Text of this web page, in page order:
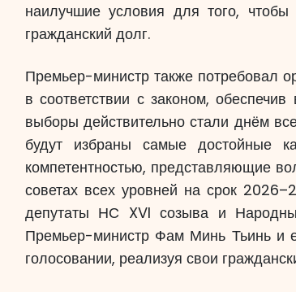
наилучшие условия для того,
гражданский долг.
Премьер-министр также потребовал
в соответствии с законом,
выборы действительно стали днём
будут избраны самые достойные
компетентностью, представляющие
советах всех уровней на срок
депутаты НС XVI созыва и
Премьер-министр Фам Минь Тьинь и
голосовании, реализуя свои